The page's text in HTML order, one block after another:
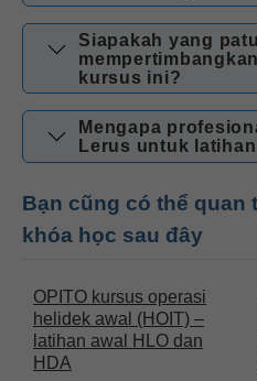
Siapakah yang
kursus ini?
Mengapa
Lerus untuk
Bạn cũng có thể quan
khóa học sau đây
OPITO kursus operasi
helidek awal (HOIT) –
latihan awal HLO dan
HDA